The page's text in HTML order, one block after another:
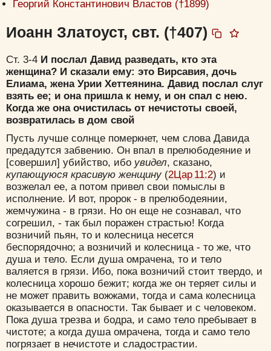
Георгий Константинович Властов (†1899)
Иоанн Златоуст, свт. (†407)
Ст. 3-4 И послал Давид разведать, кто эта
женщина? И сказали ему: это Вирсавия, дочь
Елиама, жена Урии Хеттеянина. Давид послал слуг
взять ее; и она пришла к нему, и он спал с нею.
Когда же она очистилась от нечистоты своей,
возвратилась в дом свой
Пусть лучше солнце померкнет, чем слова Давида
предадутся забвению. Он впал в прелюбодеяние и
[совершил] убийство, ибо увидел, сказано,
купающуюся красивую женщину(2Цар 11:2) и
возжелал ее, а потом привел свои помыслы в
исполнение. И вот, пророк - в прелюбодеянии,
жемчужина - в грязи. Но он еще не сознавал, что
согрешил, - так был поражен страстью! Когда
возничий пьян, то и колесница несется
беспорядочно; а возничий и колесница - то же, что
душа и тело. Если душа омрачена, то и тело
валяется в грязи. Ибо, пока возничий стоит твердо, и
колесница хорошо бежит; когда же он теряет силы и
не может править вожжами, тогда и сама колесница
оказывается в опасности. Так бывает и с человеком.
Пока душа трезва и бодра, и само тело пребывает в
чистоте; а когда душа омрачена, тогда и само тело
погрязает в нечистоте и сладострастии.